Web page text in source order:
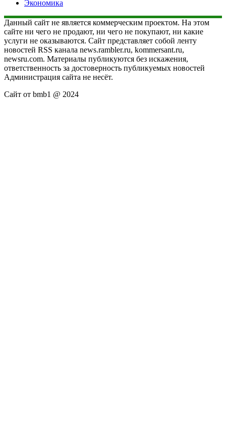
Экономика
Данный сайт не является коммерческим проектом. На этом
сайте ни чего не продают, ни чего не покупают, ни какие
услуги не оказываются. Сайт представляет собой ленту
новостей RSS канала news.rambler.ru, kommersant.ru,
newsru.com. Материалы публикуются без искажения,
ответственность за достоверность публикуемых новостей
Администрация сайта не несёт.
Сайт от bmb1 @ 2024